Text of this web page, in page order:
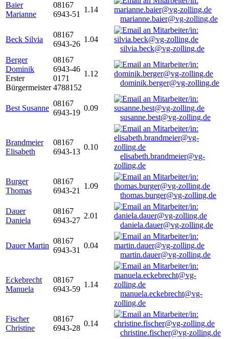
Baier
Marianne
08167
6943-51
1.14
marianne.baier@vg-zolling.de
Beck Silvia
08167
6943-26
1.04
silvia.beck@vg-zolling.de
Berger
Dominik
Erster
Bürgermeister
08167
6943-46
0171
4788152
1.12
dominik.berger@vg-zolling.de
Best Susanne
08167
6943-19
0.09
susanne.best@vg-zolling.de
Brandmeier
Elisabeth
08167
6943-13
0.10
elisabeth.brandmeier@vg-
zolling.de
Burger
Thomas
08167
6943-21
1.09
thomas.burger@vg-zolling.de
Dauer
Daniela
08167
6943-27
2.01
daniela.dauer@vg-zolling.de
Dauer Martin
08167
6943-31
0.04
martin.dauer@vg-zolling.de
Eckebrecht
Manuela
08167
6943-59
1.14
manuela.eckebrecht@vg-
zolling.de
Fischer
Christine
08167
6943-28
0.14
christine.fischer@vg-zolling.de